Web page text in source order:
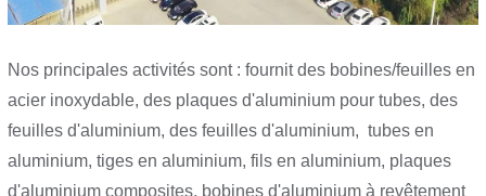
Nos principales activités sont : fournit des bobines/feuilles en
acier inoxydable, des plaques d'aluminium pour tubes, des
feuilles d'aluminium, des feuilles d'aluminium, tubes en
aluminium, tiges en aluminium, fils en aluminium, plaques
d'aluminium composites, bobines d'aluminium à revêtement